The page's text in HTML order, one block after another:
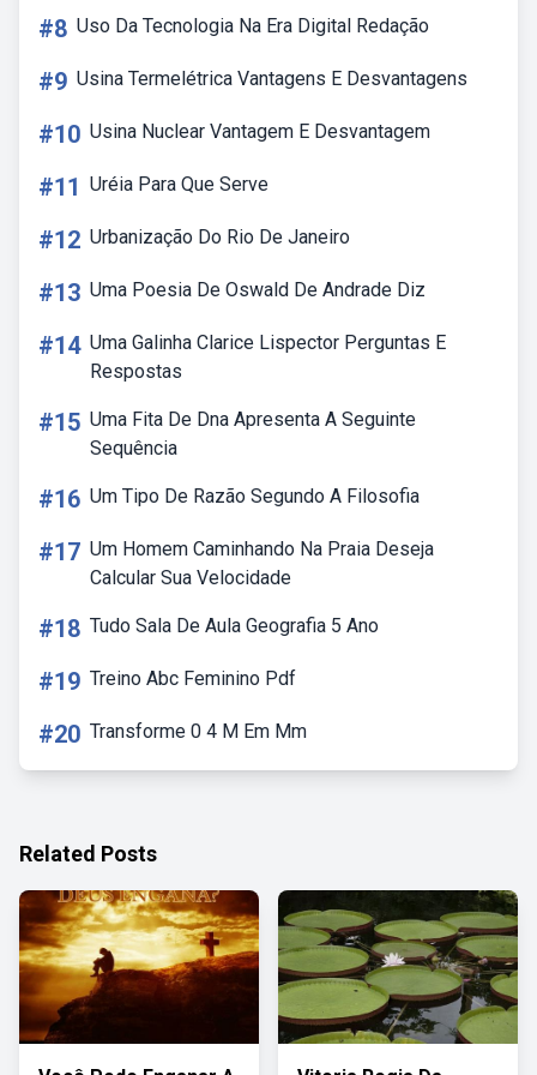
#8 Uso Da Tecnologia Na Era Digital Redação
#9 Usina Termelétrica Vantagens E Desvantagens
#10 Usina Nuclear Vantagem E Desvantagem
#11 Uréia Para Que Serve
#12 Urbanização Do Rio De Janeiro
#13 Uma Poesia De Oswald De Andrade Diz
#14 Uma Galinha Clarice Lispector Perguntas E
Respostas
#15 Uma Fita De Dna Apresenta A Seguinte
Sequência
#16 Um Tipo De Razão Segundo A Filosofia
#17 Um Homem Caminhando Na Praia Deseja
Calcular Sua Velocidade
#18 Tudo Sala De Aula Geografia 5 Ano
#19 Treino Abc Feminino Pdf
#20 Transforme 0 4 M Em Mm
Related Posts